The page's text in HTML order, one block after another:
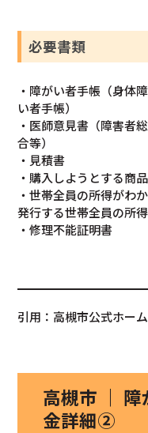
必要書類
・障がい者手帳（身体
い者手帳）
・医師意見書（障害者
合等）
・見積書
・購入しようとする商
・世帯全員の所得がわ
発行する世帯全員の所
・修理不能証明書
引用：高槻市公式ホー
高槻市 ｜
金詳細②